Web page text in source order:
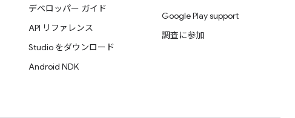
デベロッパー ガイド
API リファレンス
Studio をダウンロード
Android NDK
Google Play support
調査に参加